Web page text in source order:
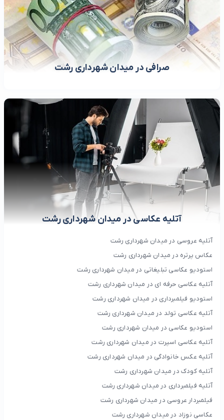
صرافی در میدان شهرداری رشت
آتلیه عکاسی در میدان شهرداری رشت
آتلیه عروسی در میدان شهرداری رشت
عکاس پرتره در میدان شهرداری رشت
استودیو عکاسی تبلیغاتی در میدان شهرداری رشت
آتلیه عکاسی حرفه ای در میدان شهرداری رشت
استودیو فیلمبرداری در میدان شهرداری رشت
آتلیه عکاسی تولد در میدان شهرداری رشت
استودیو عکاسی در میدان شهرداری رشت
آتلیه عکاسی اسپرت در میدان شهرداری رشت
آتلیه عکس خانوادگی در میدان شهرداری رشت
آتلیه کودک در میدان شهرداری رشت
آتلیه فیلمبرداری در میدان شهرداری رشت
فیلمبردار عروسی در میدان شهرداری رشت
عکاسی نوزاد در میدان شهرداری رشت